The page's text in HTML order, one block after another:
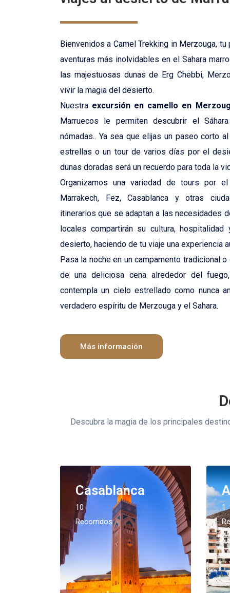
Bienvenidos a Camel Trekking in Merzouga,
aventuras más inolvidables en el Sahara
las majestuosas dunas de Erg Chebbi,
vivir la magia del desierto.
Nuestra excursión en camello en
Marruecos le permiten descubrir el
nómadas.. Ya sea que elijas un paseo corto
estrellas o un tour de varios días por el
dunas doradas será un recuerdo para toda la
Organizamos una variedad de tours por
Marrakech, Fez, Casablanca y otras
itinerarios que se adaptan a las necesidades
locales compartirán su cultura,
desierto, haciendo de tu viaje una experiencia
Pasa la noche en un campamento tradicional
de una deliciosa cena alrededor del
contempla un cielo estrellado como nunca
verdadero espíritu de Merzouga y el Sahara.
Más información
Descubra la magia de los principales
Casablanca
10
Recorridos
1